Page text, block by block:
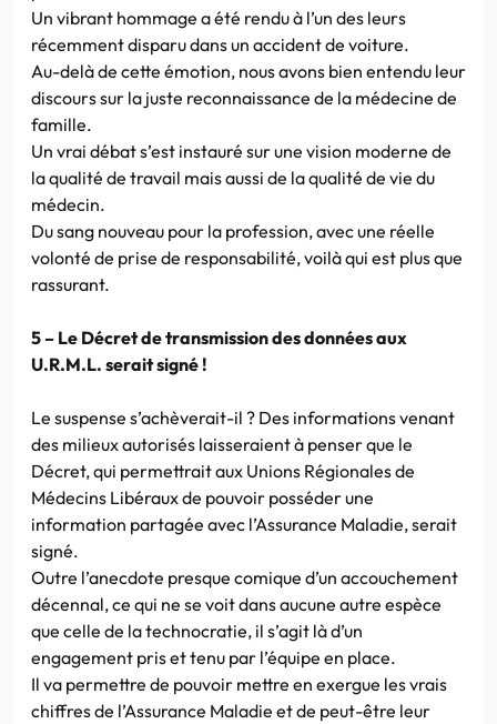
Un vibrant hommage a été rendu à l’un des leurs
récemment disparu dans un accident de voiture.
Au-delà de cette émotion, nous avons bien entendu leur
discours sur la juste reconnaissance de la médecine de
famille.
Un vrai débat s’est instauré sur une vision moderne de
la qualité de travail mais aussi de la qualité de vie du
médecin.
Du sang nouveau pour la profession, avec une réelle
volonté de prise de responsabilité, voilà qui est plus que
rassurant.
5 – Le Décret de transmission des données aux
U.R.M.L. serait signé !
Le suspense s’achèverait-il ? Des informations venant
des milieux autorisés laisseraient à penser que le
Décret, qui permettrait aux Unions Régionales de
Médecins Libéraux de pouvoir posséder une
information partagée avec l’Assurance Maladie, serait
signé.
Outre l’anecdote presque comique d’un accouchement
décennal, ce qui ne se voit dans aucune autre espèce
que celle de la technocratie, il s’agit là d’un
engagement pris et tenu par l’équipe en place.
Il va permettre de pouvoir mettre en exergue les vrais
chiffres de l’Assurance Maladie et de peut-être leur